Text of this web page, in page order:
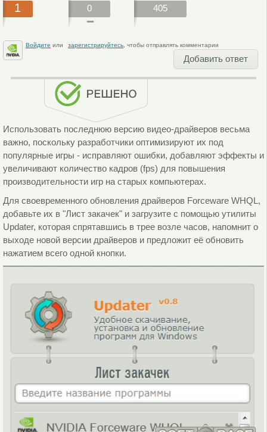
1 0 405
Войдите или зарегистрируйтесь, чтобы отправлять комментарии
Добавить ответ
Использовать последнюю версию видео-драйверов весьма
важно, поскольку разработчики оптимизируют их под
популярные игры - исправляют ошибки, добавляют эффекты и
увеличивают количество кадров (fps) для повышения
производительности игр на старых компьютерах.
Для своевременного обновления драйверов Forceware WHQL,
добавьте их в "Лист закачек" и загрузите с помощью утилиты
Updater, которая спрятавшись в трее возле часов, напомнит о
выходе новой версии драйверов и предложит её обновить
нажатием всего одной кнопки.